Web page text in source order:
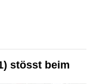
stösst beim